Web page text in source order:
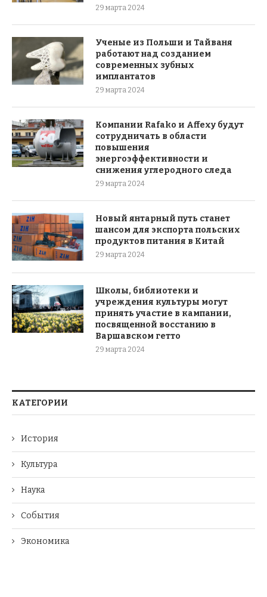
29 марта 2024
Ученые из Польши и Тайваня
работают над созданием
современных зубных
имплантатов
29 марта 2024
Компании Rafako и Affexy будут
сотрудничать в области
повышения
энергоэффективности и
снижения углеродного следа
29 марта 2024
Новый янтарный путь станет
шансом для экспорта польских
продуктов питания в Китай
29 марта 2024
Школы, библиотеки и
учреждения культуры могут
принять участие в кампании,
посвященной восстанию в
Варшавском гетто
29 марта 2024
КАТЕГОРИИ
История
Культура
Наука
События
Экономика